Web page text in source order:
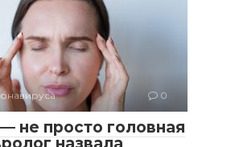
0
не просто головная
назвала